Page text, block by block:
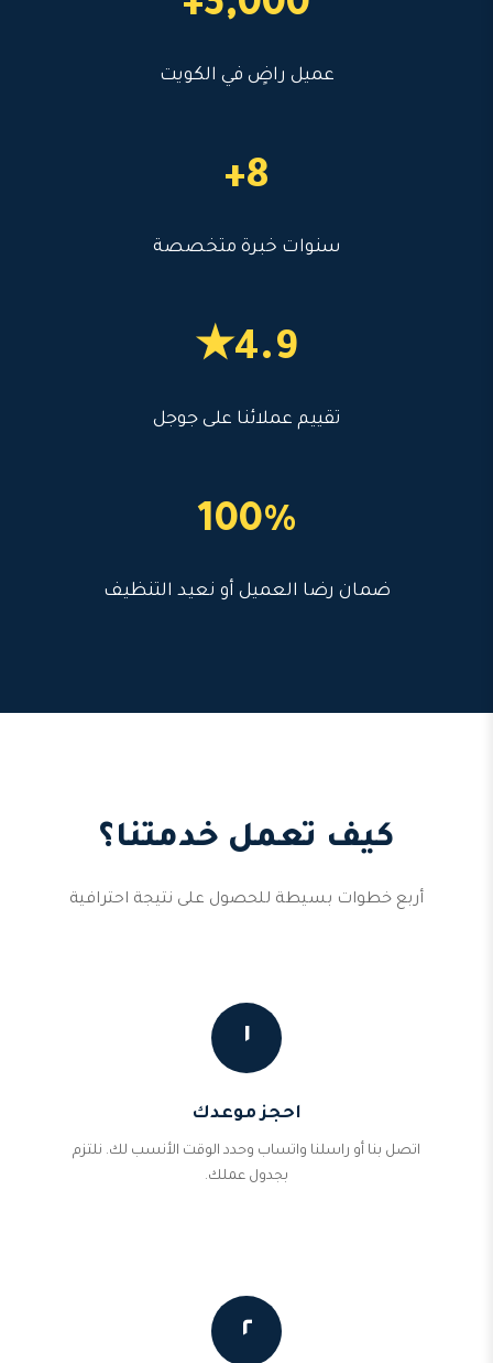
عميل راضٍ في الكويت
8+
سنوات خبرة متخصصة
4.9★
تقييم عملائنا على جوجل
100%
ضمان رضا العميل أو نعيد التنظيف
كيف تعمل خدمتنا؟
أربع خطوات بسيطة للحصول على نتيجة احترافية
١
احجز موعدك
اتصل بنا أو راسلنا واتساب وحدد الوقت الأنسب لك. نلتزم
بجدول عملك.
٢